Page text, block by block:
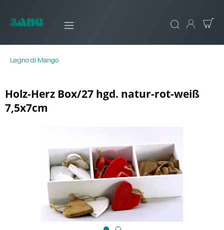
Legno di Mango
Holz-Herz Box/27 hgd. natur-rot-weiß
7,5x7cm